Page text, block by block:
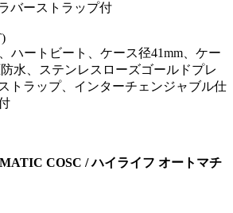
バーストラップ付
ハートビート、ケース径41mm、ケー
防水、ステンレスローズゴールドプレ
トラップ、インターチェンジャブル仕
COSC / ハイライフ オートマチ